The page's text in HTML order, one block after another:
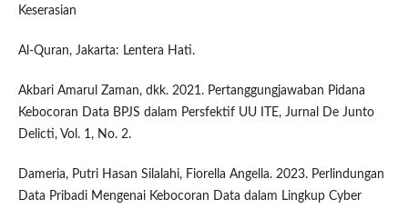
Keserasian
Al-Quran, Jakarta: Lentera Hati.
Akbari Amarul Zaman, dkk. 2021. Pertanggungjawaban Pidana
Kebocoran Data BPJS dalam Persfektif UU ITE, Jurnal De Junto
Delicti, Vol. 1, No. 2.
Dameria, Putri Hasan Silalahi, Fiorella Angella. 2023. Perlindungan
Data Pribadi Mengenai Kebocoran Data dalam Lingkup Cyber